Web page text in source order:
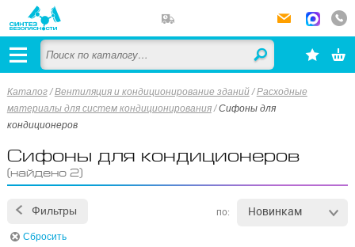
Каталог /Вентиляция и кондиционирование зданий /Расходные
материалы для систем кондиционирования /Сифоны для
кондиционеров
Сифоны для кондиционеров
(найдено 2)
Фильтры по: Новинкам
Сбросить